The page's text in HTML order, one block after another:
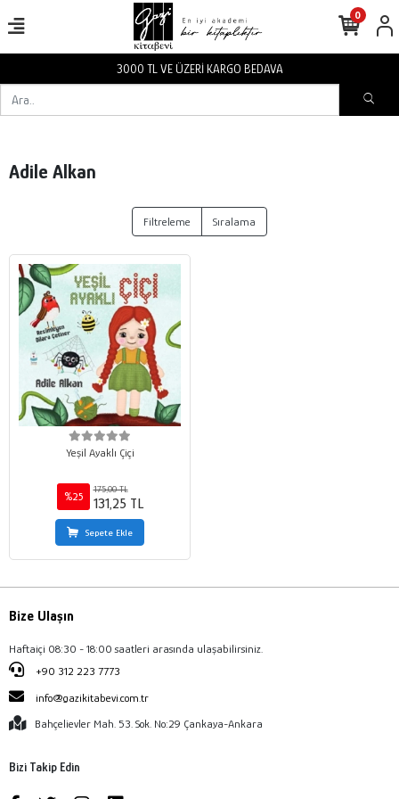
3000 TL VE ÜZERİ KARGO BEDAVA
0
Adile Alkan
Filtreleme Sıralama
Yeşil Ayaklı Çiçi
%25
175,00 TL
131,25 TL
Sepete Ekle
Bize Ulaşın
Haftaiçi 08:30 - 18:00 saatleri arasında ulaşabilirsiniz.
+90 312 223 7773
info@gazikitabevi.com.tr
Bahçelievler Mah. 53. Sok. No:29 Çankaya-Ankara
Bizi Takip Edin